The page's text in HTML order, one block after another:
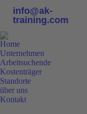
info@ak-
training.com
Home
Unternehmen
Arbeitsuchende
Kostenträger
Standorte
über uns
Kontakt